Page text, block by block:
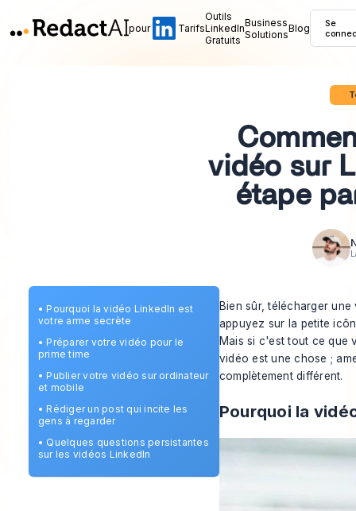
pour Tarifs
Outils
LinkedIn
Gratuits
Business
SolutionsBlog
Se
vidéo sur
étape
• Pourquoi la vidéo LinkedIn est
votre arme secrète
• Préparer votre vidéo pour le
prime time
• Publier votre vidéo sur ordinateur
et mobile
• Rédiger un post qui incite les
gens à regarder
• Quelques questions persistantes
sur les vidéos LinkedIn
Bien sûr, télécharger
appuyez sur la petite
Mais si c'est tout ce que
vidéo est une chose ;
complètement différent.
Pourquoi la